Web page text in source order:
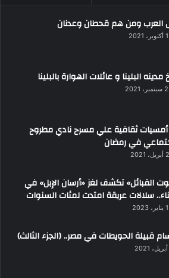
العرب ومن هم قحطان وعدنان
2021
مدينه البلينا و عائلات الهوارة بالبلينا
2021
10 أمسيات ثقافية علي مسرح نادي مطروح
في رمضان
2021
القبائل» تكشف لغز «أرسان الإبل» في
سلالات عريقة امتدت لمئات السنوات
2023
قبيلة الحويطات في مصر.. (الجزء الثالث)